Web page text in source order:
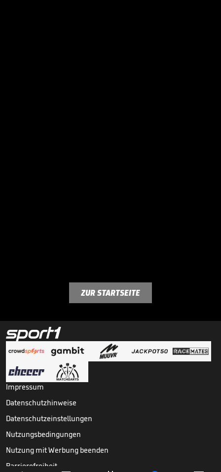
ZUR STARTSEITE
Impressum
Datenschutzhinweise
Datenschutzeinstellungen
Nutzungsbedingungen
Nutzung mit Werbung beenden
Barrierefreiheit